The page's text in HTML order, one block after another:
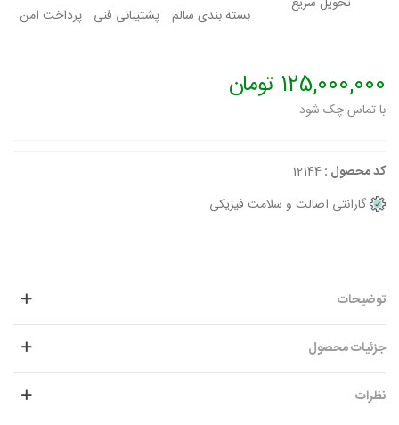
بسته بندی سالم پشتیبانی فنی پرداخت امن
125,000,000 تومان
با تماس چک شود
کد محصول :12144
گارانتی اصالت و سلامت فیزیکی
توضیحات
جزئیات محصول
نظرات